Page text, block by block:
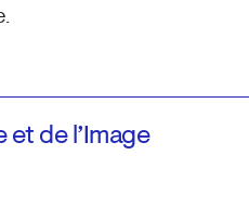
de l’Image